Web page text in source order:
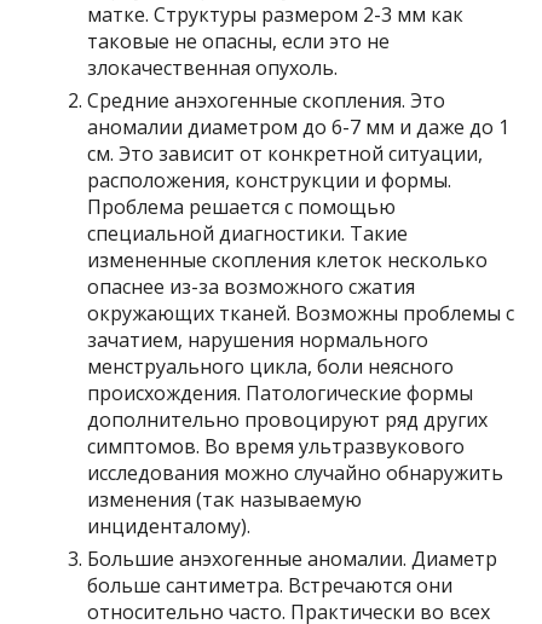
матке. Структуры размером 2-3 мм как
таковые не опасны, если это не
злокачественная опухоль.
Средние анэхогенные скопления. Это
аномалии диаметром до 6-7 мм и даже до 1
см. Это зависит от конкретной ситуации,
расположения, конструкции и формы.
Проблема решается с помощью
специальной диагностики. Такие
измененные скопления клеток несколько
опаснее из-за возможного сжатия
окружающих тканей. Возможны проблемы с
зачатием, нарушения нормального
менструального цикла, боли неясного
происхождения. Патологические формы
дополнительно провоцируют ряд других
симптомов. Во время ультразвукового
исследования можно случайно обнаружить
изменения (так называемую
инциденталому).
Большие анэхогенные аномалии. Диаметр
больше сантиметра. Встречаются они
относительно часто. Практически во всех